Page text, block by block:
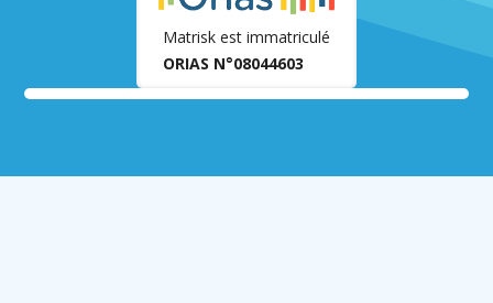
Matrisk est immatriculé
ORIAS N°08044603